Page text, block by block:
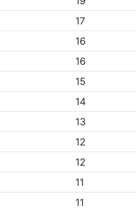
17
16
16
15
14
13
12
12
11
11